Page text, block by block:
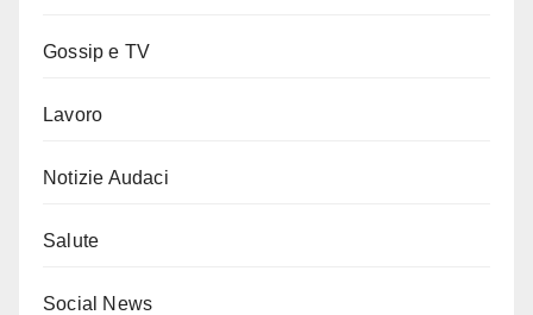
Gossip e TV
Lavoro
Notizie Audaci
Salute
Social News